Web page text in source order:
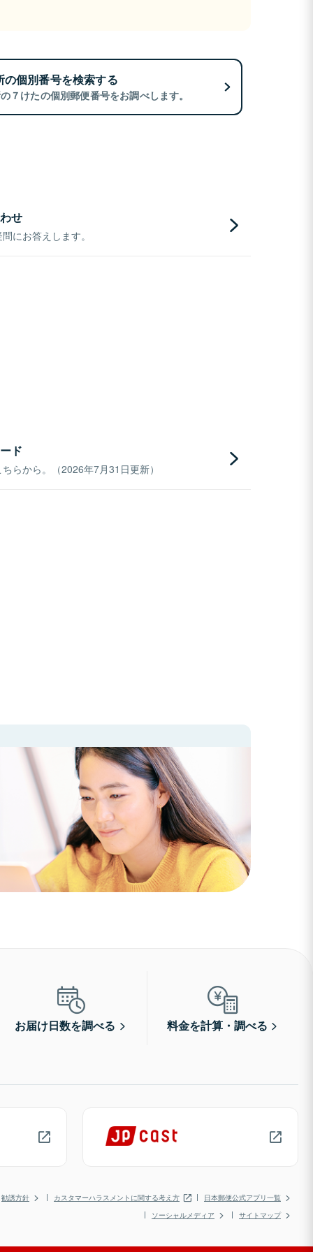
の個別番号を検索する
７けたの個別郵便番号をお調べします。
せ
にお答えします。
ド
らから。（2026年7月31日更新）
お届け日数を調べる 料金を計算・調べる
勧誘方針 カスタマーハラスメントに関する考え方
日本郵便公式アプリ一覧
ソーシャルメディア
サイトマップ